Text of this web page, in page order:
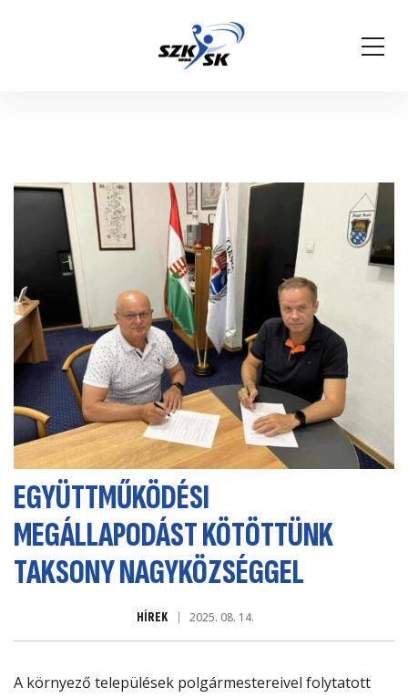
EGYÜTTMŰKÖDÉSI
MEGÁLLAPODÁST KÖTÖTTÜNK
TAKSONY NAGYKÖZSÉGGEL
HÍREK 2025. 08. 14.
A környező települések polgármestereivel folytatott